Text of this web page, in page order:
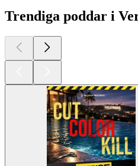
Trendiga poddar i